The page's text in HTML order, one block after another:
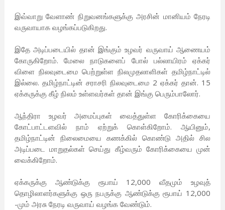
இவ்வாறு வேளாண் நிறுவனங்களுக்கு அரசின் மானியம் நேரடி
வருவாயாக வழங்கப்படுகிறது.
இதே அடிப்படையில் தான் இங்கும் உழவர் வருவாய் ஆணையம்
கோருகிறோம். மேலை நாடுகளைப் போல் பல்லாயிரம் ஏக்கர்
விளை நிலவுடைமை பெற்றுள்ள நிலமுதலாளிகள் தமிழ்நாட்டில்
இல்லை. தமிழ்நாட்டின் சராசரி நிலவுடைமை 2 ஏக்கர் தான். 15
ஏக்கருக்கு கீழ் நிலம் உள்ளவர்கள் தான் இங்கு பெரும்பாலோர்.
ஆந்திரா உழவர் அமைப்புகள் வைத்துள்ள கோரிக்கையை
கோட்பாட்டளவில் நாம் ஏற்றுக் கொள்கிறோம். ஆயினும்,
தமிழ்நாட்டின் நிலைமையை கணக்கில் கொண்டு அதில் சில
அடிப்படை மாறுதல்கள் செய்து கீழ்வரும் கோரிக்கையை முன்
வைக்கிறோம்.
ஏக்கருக்கு ஆண்டுக்கு ரூபாய் 12,000 வீதமும் உழவுத்
தொழிலாளர்களுக்கு ஒரு நபருக்கு ஆண்டுக்கு ரூபாய் 12,000
-மும் அரசு நேரடி வருவாய் வழங்க வேண்டும்.